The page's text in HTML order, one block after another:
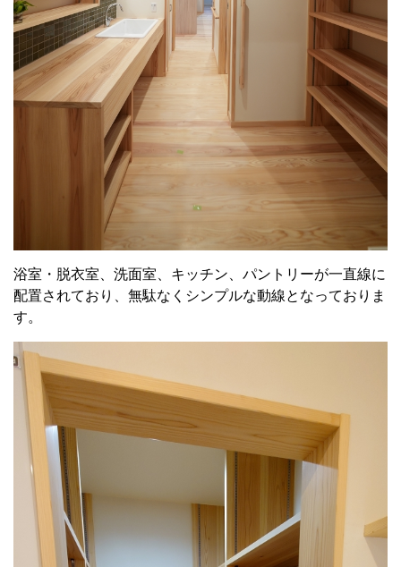
浴室・脱衣室、洗面室、キッチン、パントリーが一直線に
配置されており、無駄なくシンプルな動線となっておりま
す。